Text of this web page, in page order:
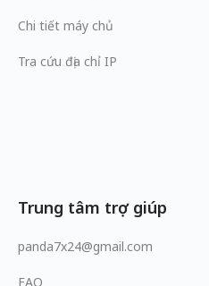
Chi tiết máy chủ
Tra cứu địa chỉ IP
Trung tâm trợ giúp
panda7x24@gmail.com
FAQ